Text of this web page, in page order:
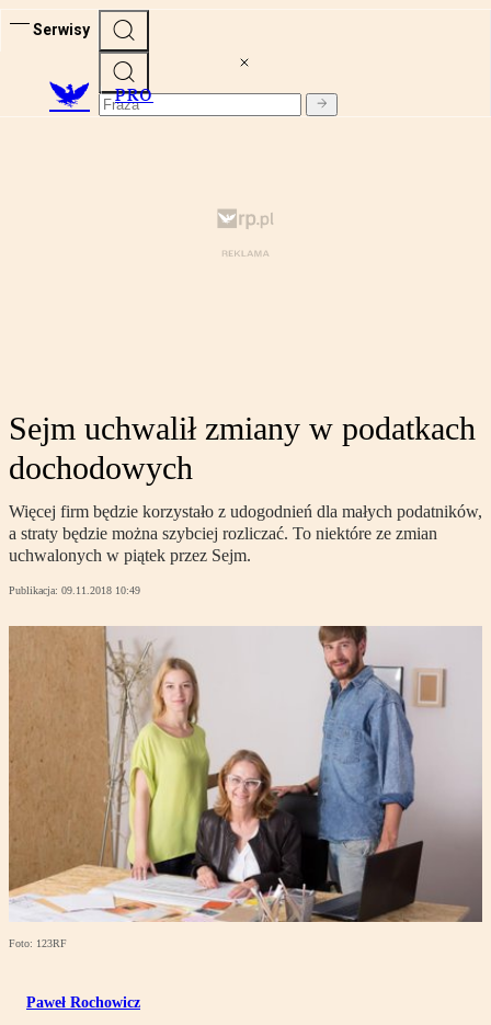
Serwisy
PRO
Sejm uchwalił zmiany w podatkach
dochodowych
Więcej firm będzie korzystało z udogodnień dla małych podatników,
a straty będzie można szybciej rozliczać. To niektóre ze zmian
uchwalonych w piątek przez Sejm.
Publikacja: 09.11.2018 10:49
Foto: 123RF
Paweł Rochowicz